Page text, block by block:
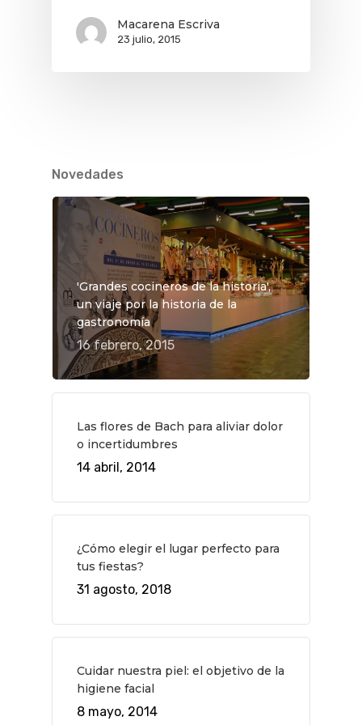
Macarena Escriva
23 julio, 2015
Novedades
'Grandes cocineros de la historia',
un viaje por la historia de la
gastronomía
16 febrero, 2015
Las flores de Bach para aliviar dolor
o incertidumbres
14 abril, 2014
¿Cómo elegir el lugar perfecto para
tus fiestas?
31 agosto, 2018
Cuidar nuestra piel: el objetivo de la
higiene facial
8 mayo, 2014
Planes
Novedades
Cine
GASTRO
Bares Y Cafés
Gourmet
CONTACTO